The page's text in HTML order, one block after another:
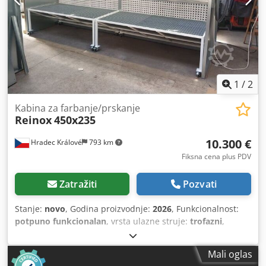
2024/2025 godina proizvodnje • emisija buke - 85,5 dB(A) •
mašina zadovoljava CE standarde Dodatne informacije:
Djdsrdwm Topfx Acdokr • stolovi prikazani na fotografijama
u setu sa mašinom (2 x 2,0 m) • Dostupno u roku od 7-10
radnih dana • u cenu nije uključen PDV i troškovi prevoza
1 /2
Hradec Králové 793 km
Kabina za farbanje/prskanje
Reinox450x235
10.300 €
Fiksna cena plus PDV
Zatražiti Pozvati
Stanje: novo, Godina proizvodnje: 2026, Funkcionalnost:
potpuno funkcionalan, vrsta ulazne struje: trofazni,
12 meseci, Oprema:
Lakirerska/kabina za prskanje !! Uvek se radi o novoj mašini
(fotografije su sa realizacija kod kupaca). Mi smo Mali oglas